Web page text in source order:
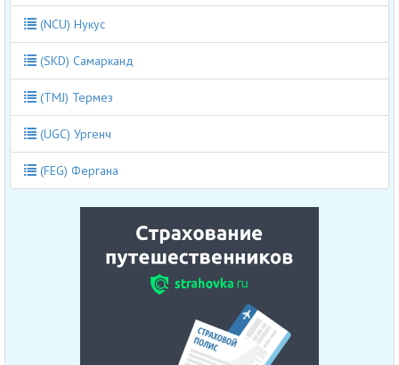
(NCU) Нукус
(SKD) Самарканд
(TMJ) Термез
(UGC) Ургенч
(FEG) Фергана